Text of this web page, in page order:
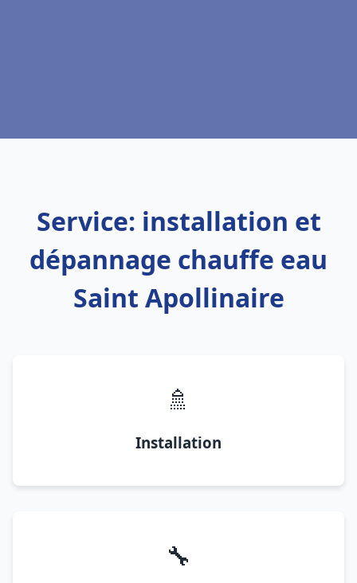
Service: installation et
dépannage chauffe eau
Saint Apollinaire
🚿
Installation
🔧